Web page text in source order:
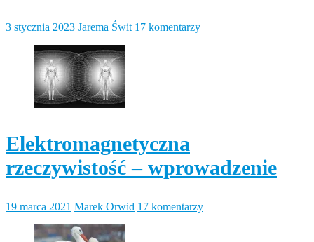
3 stycznia 2023 Jarema Świt 17 komentarzy
Elektromagnetyczna
rzeczywistość – wprowadzenie
19 marca 2021 Marek Orwid 17 komentarzy